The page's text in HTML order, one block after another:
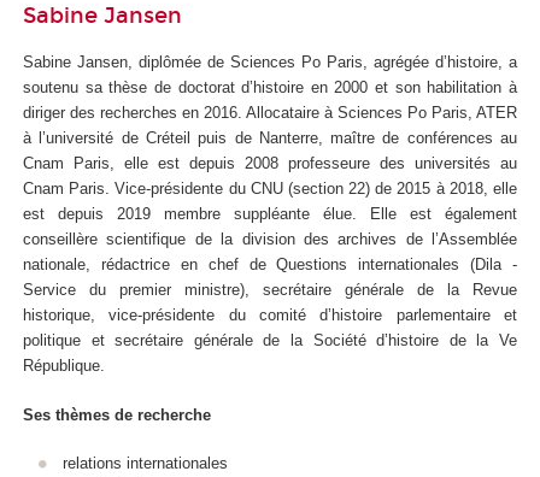
Sabine Jansen
Sabine Jansen, diplômée de Sciences Po Paris, agrégée d’histoire, a
soutenu sa thèse de doctorat d’histoire en 2000 et son habilitation à
diriger des recherches en 2016. Allocataire à Sciences Po Paris, ATER
à l’université de Créteil puis de Nanterre, maître de conférences au
Cnam Paris, elle est depuis 2008 professeure des universités au
Cnam Paris. Vice-présidente du CNU (section 22) de 2015 à 2018, elle
est depuis 2019 membre suppléante élue. Elle est également
conseillère scientifique de la division des archives de l’Assemblée
nationale, rédactrice en chef de Questions internationales (Dila -
Service du premier ministre), secrétaire générale de la Revue
historique, vice-présidente du comité d’histoire parlementaire et
politique et secrétaire générale de la Société d’histoire de la Ve
République.
Ses thèmes de recherche
relations internationales